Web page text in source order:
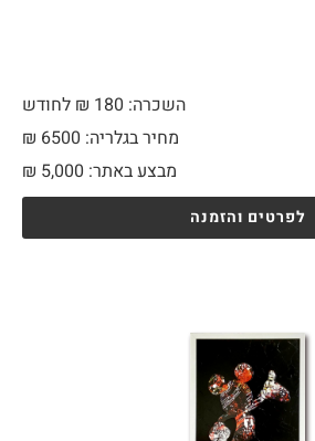
השכרה: 180 ₪ לחודש
מחיר בגלריה: 6500 ₪
מבצע באתר:
₪ 5,000
לפרטים והזמנה